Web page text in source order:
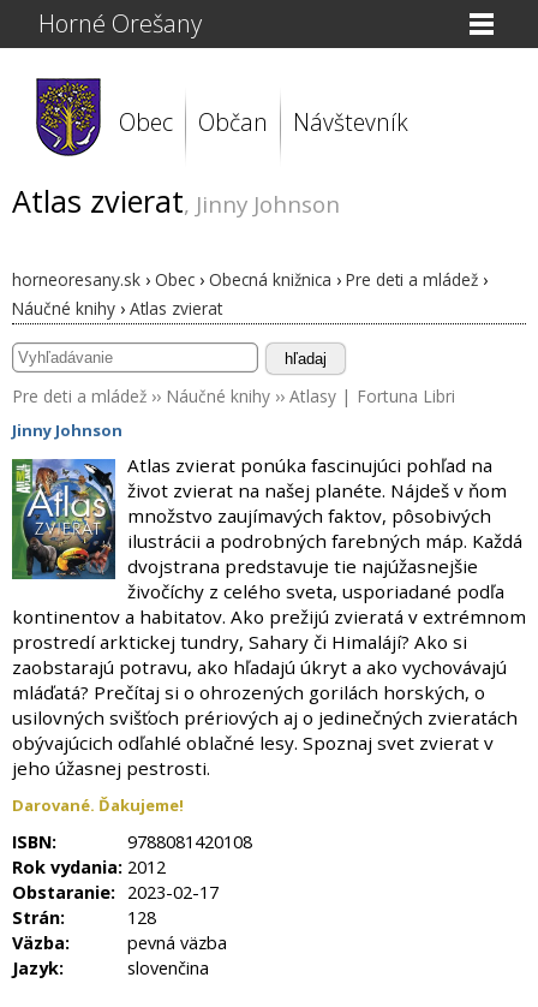
Horné Orešany
Obec Občan Návštevník
Atlas zvierat, Jinny Johnson
horneoresany.sk › Obec › Obecná knižnica › Pre deti a mládež ›
Náučné knihy › Atlas zvierat
hľadaj
Pre deti a mládež ›› Náučné knihy ›› Atlasy | Fortuna Libri
Jinny Johnson
Atlas zvierat ponúka fascinujúci pohľad na
život zvierat na našej planéte. Nájdeš v ňom
množstvo zaujímavých faktov, pôsobivých
ilustrácii a podrobných farebných máp. Každá
dvojstrana predstavuje tie najúžasnejšie
živočíchy z celého sveta, usporiadané podľa
kontinentov a habitatov. Ako prežijú zvieratá v extrémnom
prostredí arktickej tundry, Sahary či Himalájí? Ako si
zaobstarajú potravu, ako hľadajú úkryt a ako vychovávajú
mláďatá? Prečítaj si o ohrozených gorilách horských, o
usilovných svišťoch prériových aj o jedinečných zvieratách
obývajúcich odľahlé oblačné lesy. Spoznaj svet zvierat v
jeho úžasnej pestrosti.
Darované. Ďakujeme!
ISBN:
9788081420108
Rok vydania: 2012
Obstaranie: 2023-02-17
Strán:
128
Väzba:
pevná väzba
Jazyk:
slovenčina